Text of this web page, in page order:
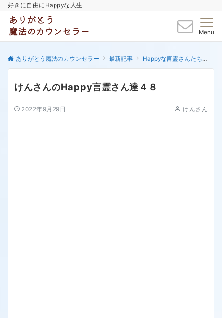
好きに自由にHappyな人生
Menu
ありがとう魔法のカウンセラー 最新記事 Happyな言霊さんたち
けんさんのHappy言霊さん達４８
2022年9月29日 けんさん